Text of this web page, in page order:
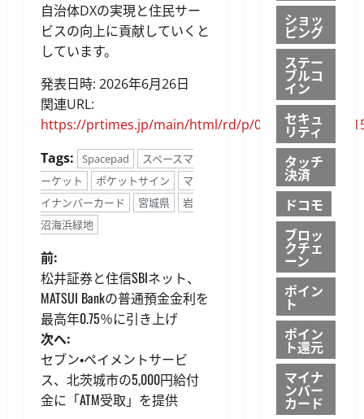
自治体DXの実現と住民サー
ビスの向上に貢献していくと
しています。
発表日時: 2026年6月26日
関連URL:
https://prtimes.jp/main/html/rd/p/
Tags:
Spacepad
スペースマ
ーケット
ポケットサイン
マ
イナンバーカード
宮城県
岩
沼海浜緑地
投
稿
ナ
ビ
ゲ
前:
松井証券と住信SBIネット、
MATSUI Bankの普通預金金利を
最高年0.75％に引き上げ
次へ:
セブン・ペイメントサービ
ス、北茨城市の5,000円給付
金に「ATM受取」を提供
ショッ
ピング
ステー
ブルコ
イン
セキュ
リティ
タッチ
決済
ドコモ
ブロッ
クチェ
ーン
ポイン
ト
ポイン
ト還元
マイナ
ンバー
カード